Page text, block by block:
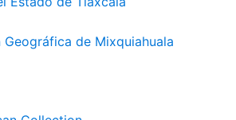
Geográfica de Mixquiahuala